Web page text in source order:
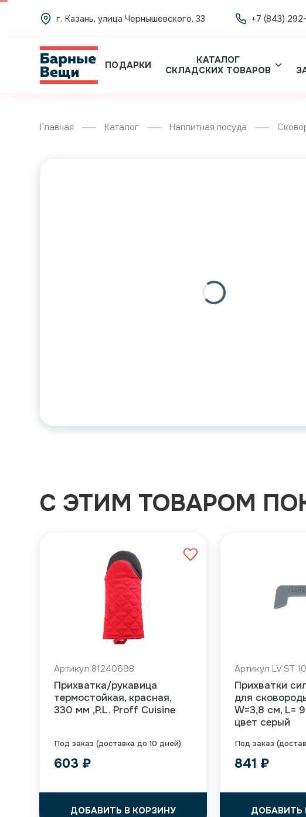
г. Казань, улица Чернышевского, 33 +7 (843)
ПОДАРКИ
КАТАЛОГ
СКЛАДСКИХ ТОВАРОВ
Главная Каталог Наплитная посуда
С ЭТИМ ТОВАРОМ
Под заказ (доставка до 10 дней)
Артикул 81240698
Прихватка/рукавица
термостойкая, красная,
330 мм ,P.L. Proff Cuisine
603 ₽
ДОБАВИТЬ В КОРЗИНУ
Под заказ
Артикул LV ST
Прихватки
для
W=3,8 см, L=
цвет серый
841 ₽
ДОБАВИТЬ